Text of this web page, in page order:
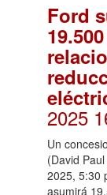
Ford
2025
Un
(David
2025, 5:30
asumirá